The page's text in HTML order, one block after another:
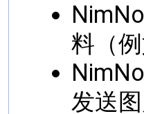
料（
发送